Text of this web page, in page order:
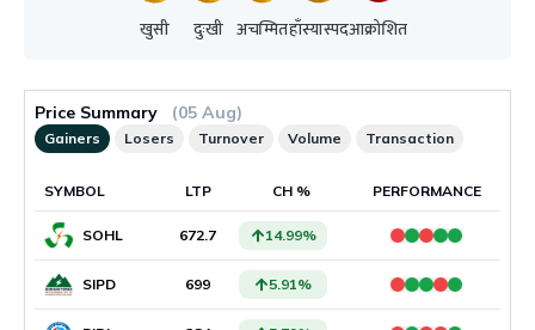
खुसी दुःखी अचम्मितहाँस्यास्पदआक्रोशित